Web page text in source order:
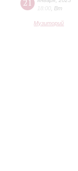
21
18:00 Вт
Музиторий